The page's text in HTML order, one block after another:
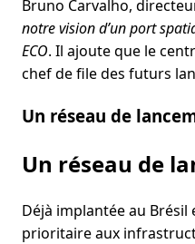
Bruno Carvalho,
notre vision d’un port
ECO. Il ajoute que le
chef de file des futurs
Un réseau de
Un réseau de
Déjà implantée au Brésil
prioritaire aux